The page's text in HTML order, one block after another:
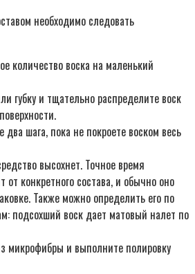
необходимо следовать
количество воска на маленький
губку и тщательно распределите воск
два шага, пока не покроете воском весь
высохнет. Точное время
от конкретного состава, и обычно оно
Также можно определить его по
подсохший воск дает матовый налет по
микрофибры и выполните полировку